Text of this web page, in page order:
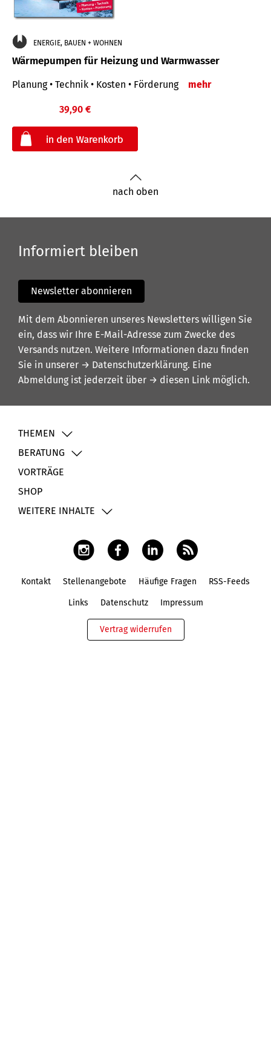
ENERGIE, BAUEN + WOHNEN
Wärmepumpen für Heizung und Warmwasser
Planung • Technik • Kosten • Förderung mehr
39,90 €
nach oben
Informiert bleiben
Newsletter abonnieren
Mit dem Abonnieren unseres Newsletters willigen Sie
ein, dass wir Ihre E-Mail-Adresse zum Zwecke des
Versands nutzen. Weitere Informationen dazu finden
Sie in unserer → Datenschutzerklärung. Eine
Abmeldung ist jederzeit über → diesen Link möglich.
THEMEN
BERATUNG
VORTRÄGE
SHOP
WEITERE INHALTE
Kontakt Stellenangebote Häufige Fragen RSS-Feeds
Links Datenschutz Impressum
Vertrag widerrufen